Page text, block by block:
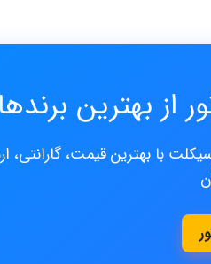
از بهترین برند‌ها
با بهترین قیمت،